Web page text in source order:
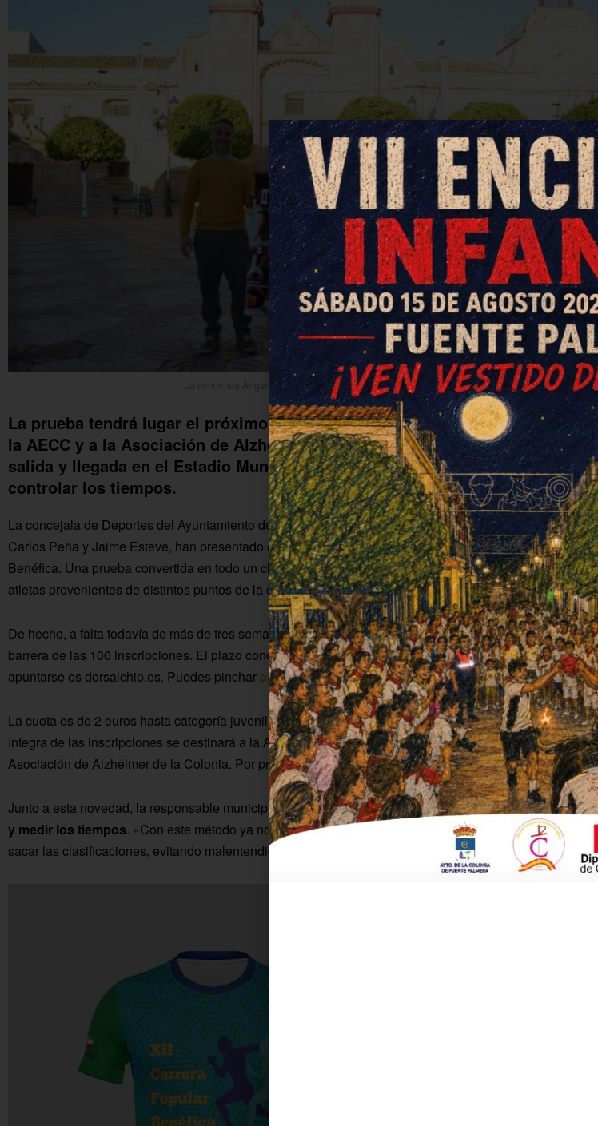
La concejala Ángela Moreno, con los técnicos de Deportes
La prueba tendrá lugar el próximo 16 de abril y su recaudación irá destinada
la AECC y a la Asociación de Alzhéimer. Entre las principales novedades, la
salida y llegada en el Estadio Municipal "Rafalín" y el uso del chip para
controlar los tiempos.
La concejala de Deportes del Ayuntamiento de Fuente Palmera, Ángela Moreno, y los técnicos, José
Carlos Peña y Jaime Esteve, han presentado el cartel de la decimosegunda edición de la Carrera
Benéfica. Una prueba convertida en todo un clásico del deporte colono que reúne cada año a cientos de
atletas provenientes de distintos puntos de la comarca, de la provincia y de fuera de esta.
De hecho, a falta todavía de más de tres semanas para su celebración, se ha superado a día de hoy la
barrera de las 100 inscripciones. El plazo concluye el 12 de abril a las 14.00 h. y el sitio web para
apuntarse es dorsalchip.es. Puedes pinchar aquípara acceder directamente a la página de inscripción.
La cuota es de 2 euros hasta categoría juvenil y de 5 euros para junior y superiores. Larecaudación
íntegra de las inscripciones se destinará a la Asociación Española Contra el Cáncer (AECC) y a la
Asociación de Alzhéimer de la Colonia. Por primera vez, se repartirá entre dos colectivos.
Junto a esta novedad, la responsable municipal de Deportes destaca la utilización delchip para
y medir los tiempos. «Con este método ya no habrá margen de error y tendremos más fluidez a la hora
sacar las clasificaciones, evitando malentendidos».